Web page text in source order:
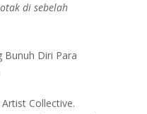
di sebelah
Bunuh Diri Para
Collective.